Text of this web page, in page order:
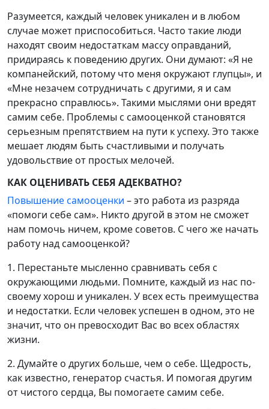
Разумеется, каждый человек уникален и в любом
случае может приспособиться. Часто такие люди
находят своим недостаткам массу оправданий,
придираясь к поведению других. Они думают: «Я не
компанейский, потому что меня окружают глупцы», и
«Мне незачем сотрудничать с другими, я и сам
прекрасно справлюсь». Такими мыслями они вредят
самим себе. Проблемы с самооценкой становятся
серьезным препятствием на пути к успеху. Это также
мешает людям быть счастливыми и получать
удовольствие от простых мелочей.
КАК ОЦЕНИВАТЬ СЕБЯ АДЕКВАТНО?
Повышение самооценки – это работа из разряда
«помоги себе сам». Никто другой в этом не сможет
нам помочь ничем, кроме советов. С чего же начать
работу над самооценкой?
1. Перестаньте мысленно сравнивать себя с
окружающими людьми. Помните, каждый из нас по-
своему хорош и уникален. У всех есть преимущества
и недостатки. Если человек успешен в одном, это не
значит, что он превосходит Вас во всех областях
жизни.
2. Думайте о других больше, чем о себе. Щедрость,
как известно, генератор счастья. И помогая другим
от чистого сердца, Вы помогаете самим себе.